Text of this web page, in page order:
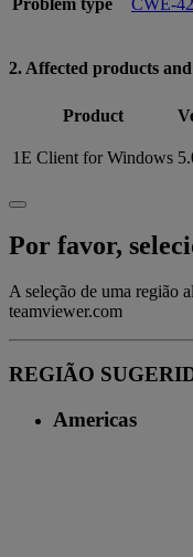
Problem type CWE-
2. Affected products
Product
1E Client for Windows
Por favor,
A seleção de uma região
teamviewer.com
REGIÃO
Americas